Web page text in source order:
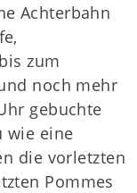
Achterbahn
zum
noch mehr
gebuchte
wie eine
die vorletzten
Pommes